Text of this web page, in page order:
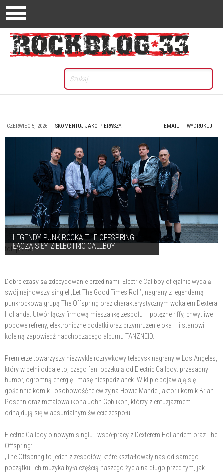
CZERWIEC 5, 2026 WYDRUKUJ
EMAIL
SKOMENTUJ JAKO PIERWSZY!
LEGENDY PUNK ROCKA THE OFFSPRING
ŁĄCZĄ SIŁY Z ELECTRIC CALLBOY
fot. press
Dobre czasy są zdecydowanie przed nami: Electric Callboy oficjalnie wydają
swój najnowszy singiel „Let The Good Times Roll”, nagrany z legendarną
punkrockową grupą The Offspring oraz charakterystycznym wokalem Dextera
Hollanda. Utwór łączy firmową mieszankę zespołu – potężne riffy, chwytliwe
popowe refreny, elektroniczne dodatki oraz przymrużenie oka – i stanowi
kolejną zapowiedź nadchodzącego albumu TANZNEID.
Premierze towarzyszy niezwykle rozrywkowy teledysk nagrany w Los Angeles,
który w pełni oddaje to, czego fani oczekują od Electric Callboy: przesadny
humor, ogromną energię i masę niespodzianek. W klipie pojawiają się
gościnnie komik i osobowość telewizyjna Howie Mandel, aktor i komik Brian
Posehn oraz metalowa ikona John Goblikon, którzy z entuzjazmem
odnajdują się w absurdalnym świecie zespołu.
Electric Callboy o nowym singlu i współpracy z Dexterem Hollandem oraz The
Offspring:
„The Offspring to jeden z zespołów, które kształtowały nas od samego
początku. Ich muzyka była częścią naszego życia na długo przed tym, jak